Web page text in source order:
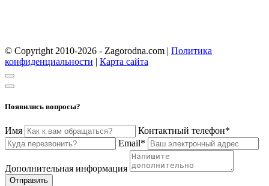
© Copyright 2010-2026 - Zagorodna.com | Политика
конфиденциальности | Карта сайта
Появились вопросы?
Имя
Контактный телефон*
Email*
Дополнительная информация
Отправить